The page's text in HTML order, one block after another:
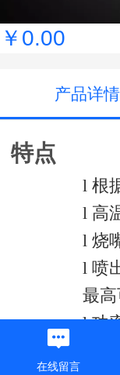
￥0.00
产品详情
特点
l根
l 高
l烧
l喷
最高
l功
在线留言